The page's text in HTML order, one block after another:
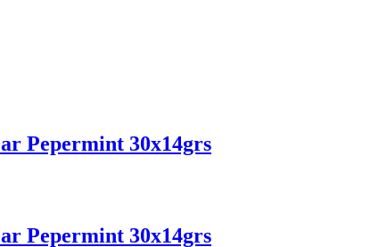
Pepermint 30x14grs
Pepermint 30x14grs